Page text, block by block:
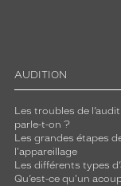
AUDITION
Les troubles de
parle-t-on ?
Les grandes étapes
l'appareillage
Les différents types
Qu’est-ce qu'un